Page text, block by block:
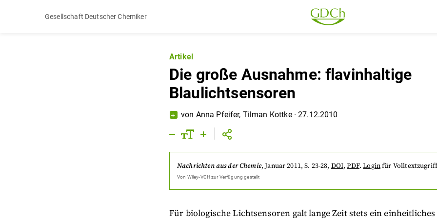
Gesellschaft Deutscher Chemiker
Artikel
Die große Ausnahme: flavinhaltige
Blaulichtsensoren
von Anna Pfeifer, Tilman Kottke·27.12.2010
Nachrichten aus der Chemie,Januar 2011, S. 23-28, DOI,PDF. Loginfür
Von Wiley-VCHzur Verfügung gestellt
Für biologische Lichtsensoren galt lange Zeit stets ein einheitliches